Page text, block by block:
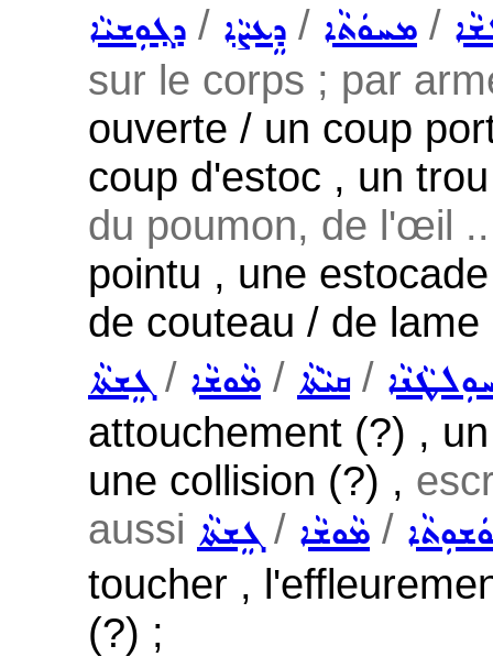
ܕܓ݂ܘܼܫܝܵܐ / ܕܸܥܨܵܐ / ܡܚܘܿܬܵܐ /
sur le corps ; par
ouverte / un coup
coup d'estoc , un
du poumon, de l'œil
pointu , une
de couteau / de
ܓܸܫܬܵܐ / ܡܵܘܫܵܐ / ܩܝܵܬܵܐ /
attouchement (?) ,
une collision (?) ,
aussi ܓܸܫܬܵܐ / ܡܵܘܫܵܐ /
toucher ,
(?) ;